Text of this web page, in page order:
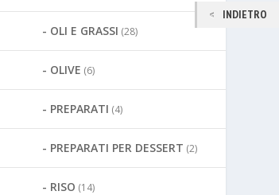
OLI E GRASSI (28)
OLIVE (6)
PREPARATI (4)
PREPARATI PER DESSERT (2)
RISO (14)
INDIETRO